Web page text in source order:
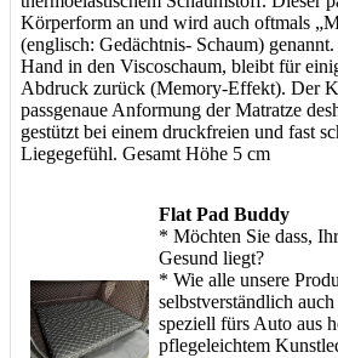
Körperform an und wird auch oftmals
(englisch: Gedächtnis- Schaum)
Hand in den Viscoschaum, bleibt für
Abdruck zurück (Memory-Effekt). Der
passgenaue Anformung der Matratze
gestützt bei einem druckfreien und fast
Liegegefühl. Gesamt Höhe 5 cm
Flat Pad Buddy
* Möchten Sie dass,
Gesund liegt?
* Wie alle unsere
selbstverständlich
speziell fürs Auto aus
pflegeleichtem